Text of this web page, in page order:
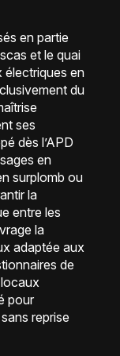
en partie
et le quai
électriques en
du
ses
dès l’APD
en
surplomb ou
la
entre les
la
adaptée aux
de
pour
reprise